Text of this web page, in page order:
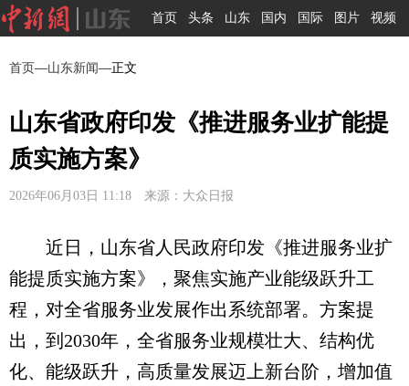
首页 头条 山东 国内 国际 图片 视频
首页—山东新闻—正文
山东省政府印发《推进服务业扩能提
质实施方案》
2026年06月03日 11:18 来源：大众日报
近日，山东省人民政府印发《推进服务业扩
能提质实施方案》，聚焦实施产业能级跃升工
程，对全省服务业发展作出系统部署。方案提
出，到2030年，全省服务业规模壮大、结构优
化、能级跃升，高质量发展迈上新台阶，增加值